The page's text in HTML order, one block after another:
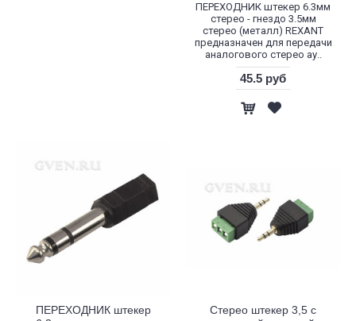
ПЕРЕХОДНИК штекер 6.3мм
стерео - гнездо 3.5мм
стерео (металл) REXANT
предназначен для передачи
аналогового стерео ау..
45.5 руб
ПЕРЕХОДНИК штекер
Стерео штекер 3,5 с